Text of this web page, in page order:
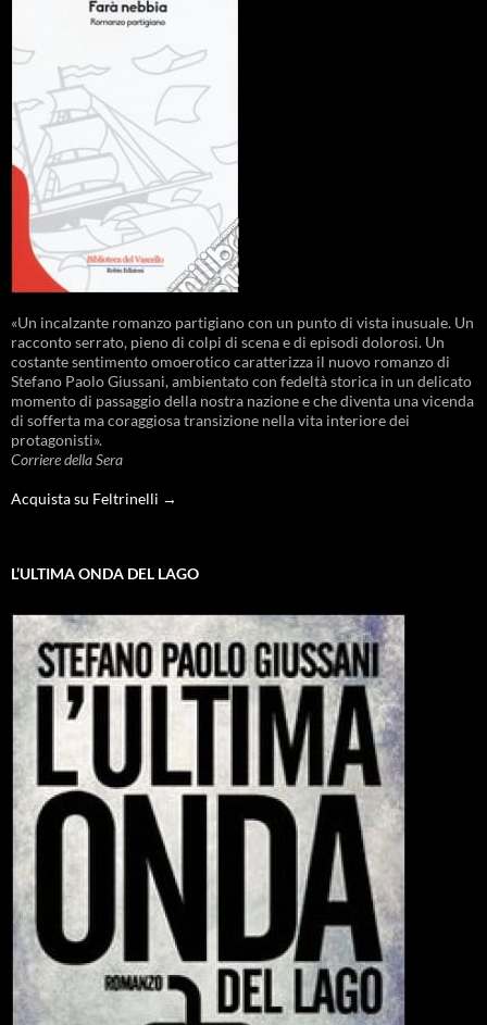
«Un incalzante romanzo partigiano con un punto di vista inusuale. Un
racconto serrato, pieno di colpi di scena e di episodi dolorosi. Un
costante sentimento omoerotico caratterizza il nuovo romanzo di
Stefano Paolo Giussani, ambientato con fedeltà storica in un delicato
momento di passaggio della nostra nazione e che diventa una vicenda
di sofferta ma coraggiosa transizione nella vita interiore dei
protagonisti».
Corriere della Sera
Acquista su Feltrinelli →
L’ULTIMA ONDA DEL LAGO